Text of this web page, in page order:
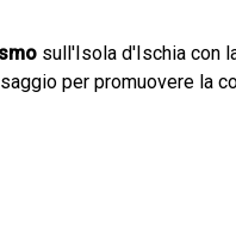
sull'Isola d'Ischia con
per promuovere la